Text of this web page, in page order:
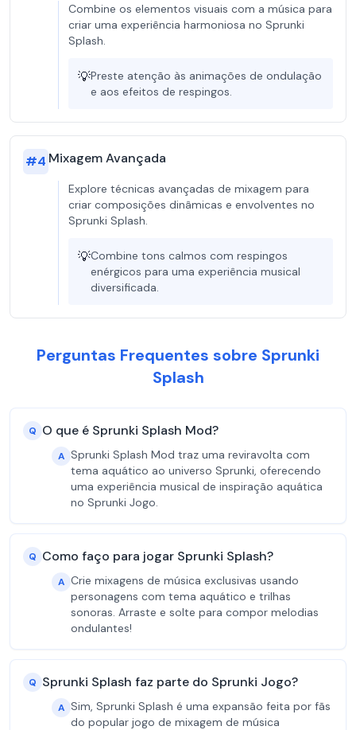
Combine os elementos visuais com a música para
criar uma experiência harmoniosa no Sprunki
Splash.
💡Preste atenção às animações de ondulação
e aos efeitos de respingos.
#4 Mixagem Avançada
Explore técnicas avançadas de mixagem para
criar composições dinâmicas e envolventes no
Sprunki Splash.
💡Combine tons calmos com respingos
enérgicos para uma experiência musical
diversificada.
Perguntas Frequentes sobre Sprunki
Splash
Q O que é Sprunki Splash Mod?
A Sprunki Splash Mod traz uma reviravolta com
tema aquático ao universo Sprunki, oferecendo
uma experiência musical de inspiração aquática
no Sprunki Jogo.
Q Como faço para jogar Sprunki Splash?
A Crie mixagens de música exclusivas usando
personagens com tema aquático e trilhas
sonoras. Arraste e solte para compor melodias
ondulantes!
Q Sprunki Splash faz parte do Sprunki Jogo?
A Sim, Sprunki Splash é uma expansão feita por fãs
do popular jogo de mixagem de música